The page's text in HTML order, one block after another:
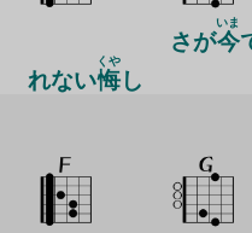
れない悔
くや
し
さが今
いま